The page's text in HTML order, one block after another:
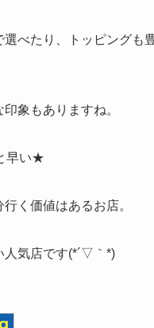
べたり、トッピングも
象もありますね。
早い★
く価値はあるお店。
人気店です(*´▽｀*)